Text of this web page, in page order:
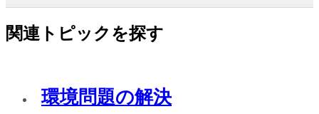
関連トピックを探す
環境問題の解決